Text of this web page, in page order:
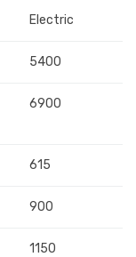
Electric
5400
6900
615
900
1150